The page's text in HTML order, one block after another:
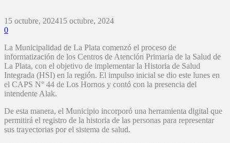
15 octubre, 202415 octubre, 2024
0
La Municipalidad de La Plata comenzó el proceso de
informatización de los Centros de Atención Primaria de la Salud de
La Plata, con el objetivo de implementar la Historia de Salud
Integrada (HSI) en la región. El impulso inicial se dio este lunes en
el CAPS N° 44 de Los Hornos y contó con la presencia del
intendente Alak.
De esta manera, el Municipio incorporó una herramienta digital que
permitirá el registro de la historia de las personas para representar
sus trayectorias por el sistema de salud.